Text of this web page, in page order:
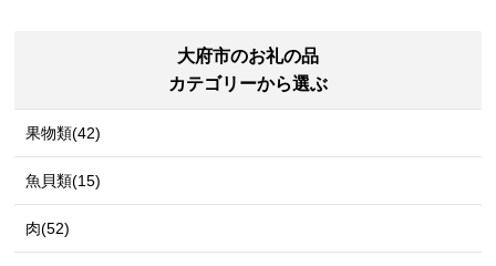
大府市のお礼の品
カテゴリーから選ぶ
果物類(42)
魚貝類(15)
肉(52)